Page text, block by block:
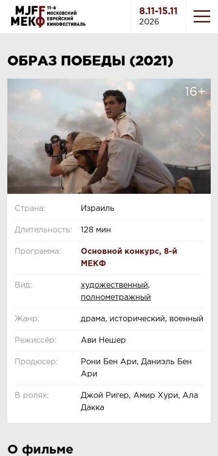
8.11-15.11
2026
ОБРАЗ ПОБЕДЫ (2021)
16+
Страна: Израиль
Длительность: 128 мин
Программа: Основной конкурс, 8-й
МЕКФ
Вид: художественный,
полнометражный
Жанр: драма, исторический, военный
Режиссёр: Ави Нешер
Продюсер:
Рони Бен Ари, Даниэль Бен
Ари
В ролях:
Джой Ригер, Амир Хури, Ала
Дакка
О фильме